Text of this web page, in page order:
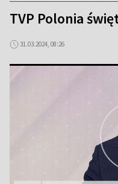
TVP Polonia
31.03.2024, 08:26